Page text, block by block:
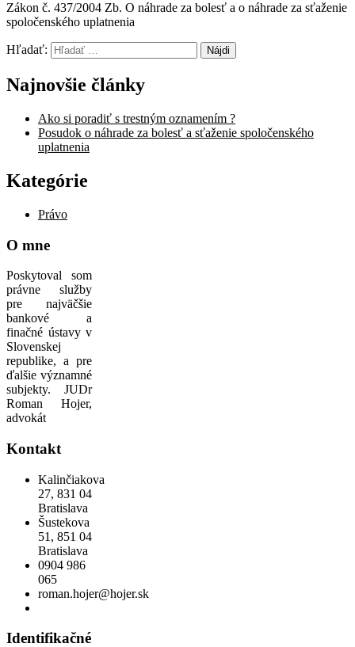
Zákon č. 437/2004 Zb. O náhrade za bolesť a o náhrade za sťaženie
spoločenského uplatnenia
Hľadať:
Najnovšie články
Ako si poradiť s trestným oznamením ?
Posudok o náhrade za bolesť a sťaženie spoločenského
uplatnenia
Kategórie
Právo
O mne
Poskytoval som
právne služby
pre najväčšie
bankové a
finačné ústavy v
Slovenskej
republike, a pre
ďalšie významné
subjekty. JUDr
Roman Hojer,
advokát
Kontakt
Kalinčiakova
27, 831 04
Bratislava
Šustekova
51, 851 04
Bratislava
0904 986
065
roman.hojer@hojer.sk
Identifikačné